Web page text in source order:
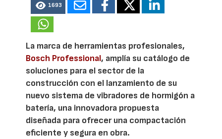
1693
La marca de herramientas profesionales,
Bosch Professional, amplía su catálogo de
soluciones para el sector de la
construcción con el lanzamiento de su
nuevo sistema de vibradores de hormigón a
batería, una innovadora propuesta
diseñada para ofrecer una compactación
eficiente y segura en obra.